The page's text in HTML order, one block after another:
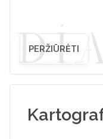
PERŽIŪRĖTI